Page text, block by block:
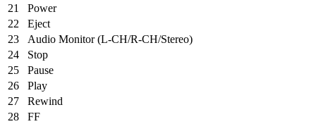
21
Power
22
Eject
23
Audio Monitor (L-CH/R-CH/Stereo)
24
Stop
25
Pause
26
Play
27
Rewind
28
FF